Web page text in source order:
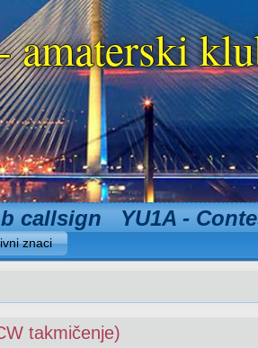
amaterski
callsign YU1A -
znaci
takmičenje)